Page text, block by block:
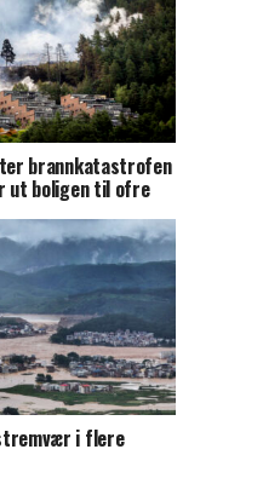
brannkatastrofen
ut boligen til ofre
i flere